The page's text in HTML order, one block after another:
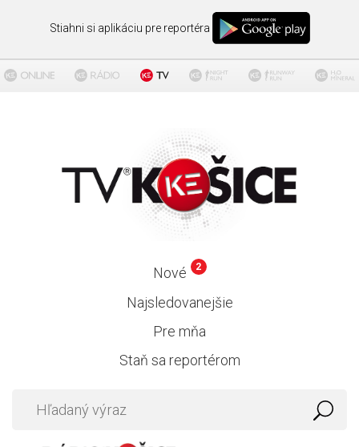
Stiahni si aplikáciu pre reportéra
Nové 2
Najsledovanejšie
Pre mňa
Staň sa reportérom